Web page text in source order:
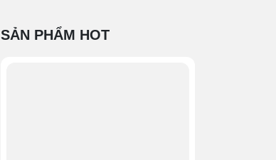
SẢN PHẨM HOT